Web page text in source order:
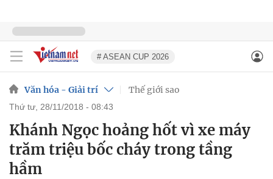
# ASEAN CUP 2026
Văn hóa - Giải trí Thế giới sao
thứ tư, 28/11/2018 - 08:43
Khánh Ngọc hoảng hốt vì xe máy
trăm triệu bốc cháy trong tầng
hầm